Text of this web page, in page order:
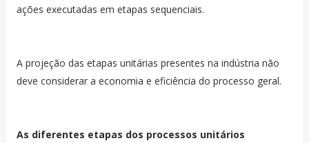
ações executadas em etapas sequenciais.
A projeção das etapas unitárias presentes na indústria não
deve considerar a economia e eficiência do processo geral.
As diferentes etapas dos processos unitários